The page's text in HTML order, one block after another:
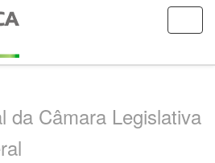
da Câmara Legislativa